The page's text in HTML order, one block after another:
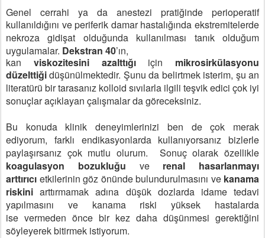
Genel cerrahi ya da anestezi pratiğinde perioperatif
kullanıldığını veperiferik damar hastalığında ekstremitelerde
nekroza gidişat olduğundakullanılması tanık olduğum
uygulamalar. Dekstran 40’ın,
kan viskozitesini azalttığıiçin mikrosirkülasyonu
düzelttiğidüşünülmektedir. Şunu da belirtmek isterim, şu an
literatürü bir tarasanız kolloid sıvılarla ilgili teşvik edici çok iyi
sonuçlar açıklayan çalışmalar da göreceksiniz.
Bu konuda klinik deneyimlerinizi ben de çok merak
ediyorum, farklı endikasyonlarda kullanıyorsanız bizlerle
paylaşırsanız çok mutlu olurum. Sonuç olarak özellikle
koagulasyon bozukluğu ve renal hasarlanmayı
arttırıcı etkilerinin göz önünde bulundurulmasını ve kanama
riskini arttırmamak adına düşük dozlarda idame tedavi
yapılmasını ve kanama riski yüksek hastalarda
ise vermeden önce bir kez daha düşünmesi gerektiğini
söyleyerek bitirmek istiyorum.